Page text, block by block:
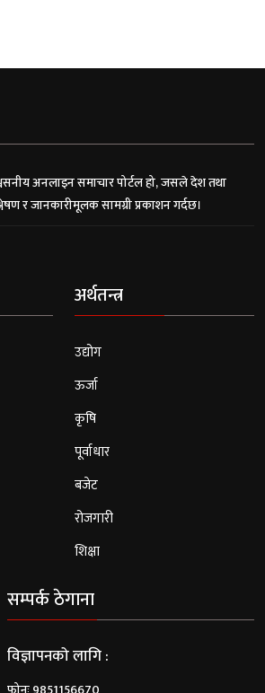
अनलाइन समाचार पोर्टल हो, जसले देश तथा
र जानकारीमूलक सामग्री प्रकाशन गर्दछ।
अर्थतन्त्र
उद्योग
ऊर्जा
कृषि
पूर्वाधार
बजेट
रोजगारी
शिक्षा
सम्पर्क ठेगाना
विज्ञापनको लागि :